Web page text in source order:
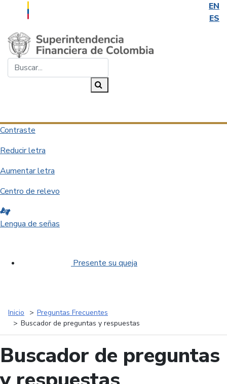
EN
ES
Saltar al contenido principal
Contraste
Reducir letra
Aumentar letra
Centro de relevo
Lengua de señas
Presente su queja
Inicio
Preguntas Frecuentes
Buscador de preguntas y respuestas
Buscador de preguntas